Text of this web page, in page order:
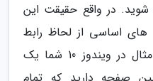
در واقع حقیقت این
اساسی از لحاظ رابط
کاربری با یکدیگر دارند. برای مثال در ویندوز 10 شما یک